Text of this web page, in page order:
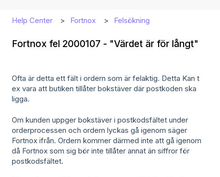
Help Center Fortnox Felsökning
Fortnox fel 2000107 - "Värdet är för långt"
Ofta är detta ett fält i ordern som är felaktig. Detta Kan t
ex vara att butiken tillåter bokstäver där postkoden ska
ligga.
Om kunden uppger bokstäver i postkodsfältet under
orderprocessen och ordern lyckas gå igenom säger
Fortnox ifrån. Ordern kommer därmed inte att gå igenom
då Fortnox som sig bör inte tillåter annat än siffror för
postkodsfältet.